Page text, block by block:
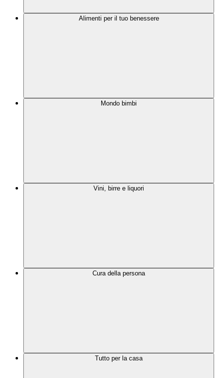
Alimenti per il tuo benessere
Mondo bimbi
Vini, birre e liquori
Cura della persona
Tutto per la casa